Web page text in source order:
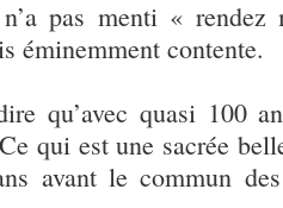
pas menti « rendez
éminemment contente.
qu’avec quasi 100
qui est une sacrée
avant le commun